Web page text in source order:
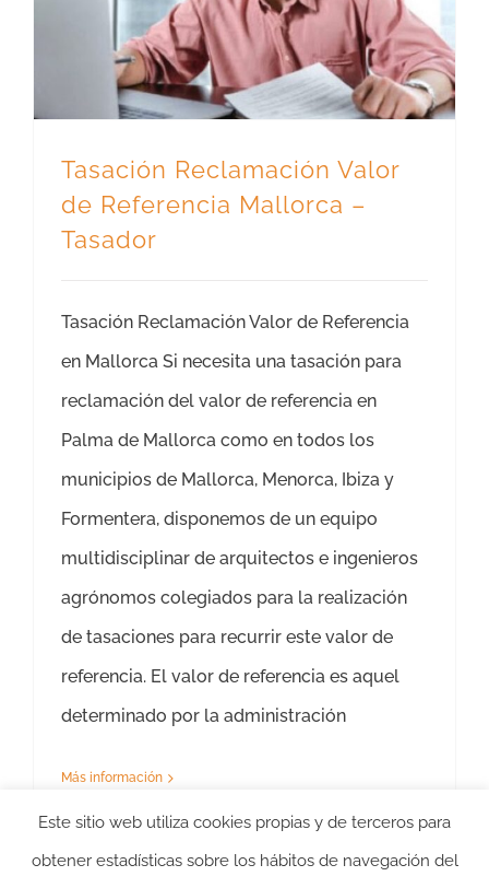
Tasación Reclamación Valor
de Referencia Mallorca –
Tasador
Tasación Reclamación Valor de Referencia
en Mallorca Si necesita una tasación para
reclamación del valor de referencia en
Palma de Mallorca como en todos los
municipios de Mallorca, Menorca, Ibiza y
Formentera, disponemos de un equipo
multidisciplinar de arquitectos e ingenieros
agrónomos colegiados para la realización
de tasaciones para recurrir este valor de
referencia. El valor de referencia es aquel
determinado por la administración
Más información
Este sitio web utiliza cookies propias y de terceros para
obtener estadísticas sobre los hábitos de navegación del